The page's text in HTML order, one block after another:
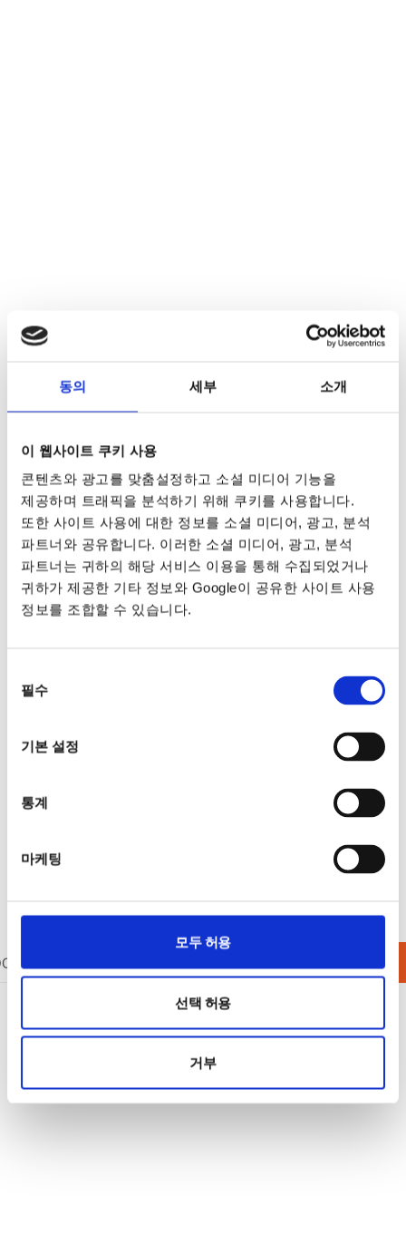
동의 세부 소개
이 웹사이트 쿠키 사용
콘텐츠와 광고를 맞춤설정하고 소셜 미디어 기능을
제공하며 트래픽을 분석하기 위해 쿠키를 사용합니다.
또한 사이트 사용에 대한 정보를 소셜 미디어, 광고, 분석
파트너와 공유합니다. 이러한 소셜 미디어, 광고, 분석
파트너는 귀하의 해당 서비스 이용을 통해 수집되었거나
귀하가 제공한 기타 정보와 Google이 공유한 사이트 사용
정보를 조합할 수 있습니다.
선택
필수
기본 설정
통계
마케팅
모두 허용
선택 허용
거부
전원공급기 옵션/액세서리